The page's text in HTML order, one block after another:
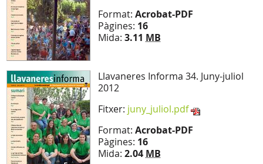
Format: Acrobat-PDF
Pàgines: 16
Mida: 3.11 MB
Llavaneres Informa 34. Juny-juliol
2012
Fitxer: juny_juliol.pdf
Format: Acrobat-PDF
Pàgines: 16
Mida: 2.04 MB